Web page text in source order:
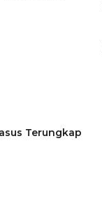
Terungkap